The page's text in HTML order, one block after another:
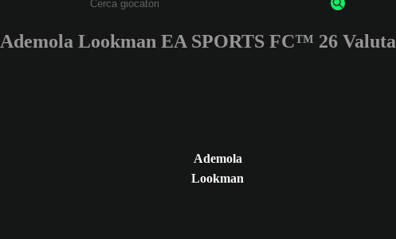
Inserisci un minimo di 3 caratteri o numeri.
Ademola Lookman EA SPORTS FC™ 26
Ademola
Lookman